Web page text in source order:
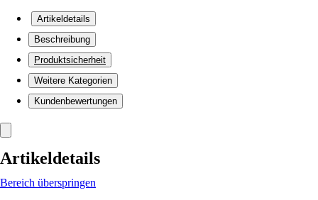
Artikeldetails
Beschreibung
Produktsicherheit
Weitere Kategorien
Kundenbewertungen
Artikeldetails
Bereich überspringen